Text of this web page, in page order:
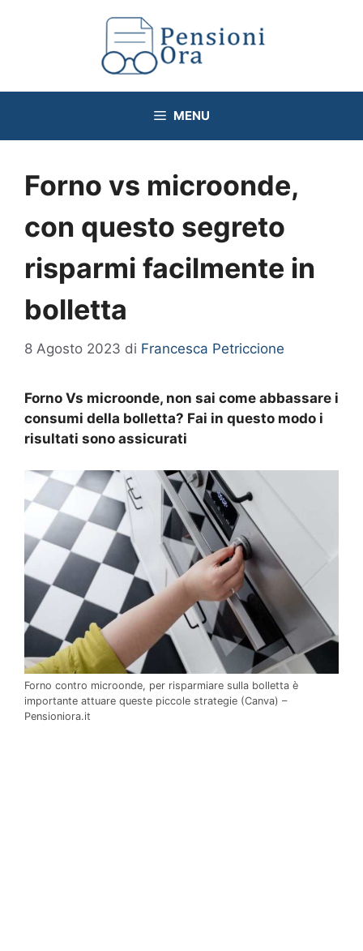
MENU
Forno vs microonde,
con questo segreto
risparmi facilmente in
bolletta
8 Agosto 2023 di Francesca Petriccione
Forno Vs microonde, non sai come abbassare i
consumi della bolletta? Fai in questo modo i
risultati sono assicurati
Forno contro microonde, per risparmiare sulla bolletta è
importante attuare queste piccole strategie (Canva) –
Pensioniora.it